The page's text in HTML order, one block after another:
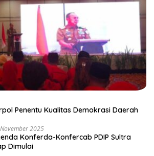
Penentu Kualitas Demokrasi Daerah
2025
Konferda-Konfercab PDIP Sultra
Dimulai